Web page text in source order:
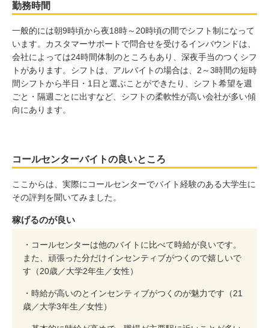
勤務時間
一般的には朝9時頃から夜18時～20時頃の間でシフト制になって
います。カスタマーサポートで問合せを受けるインバウンドは、
会社によっては24時間体制のところもあり、深夜手当のつくシフ
トがあります。シフトは、アルバイトの場合は、2～3時間の短時
間シフトから半日・1日と選ぶことができたり、シフト希望を週
ごと・隔週ごとに出すなど、シフトの柔軟性が高い会社が多い傾
向にあります。
コールセンターバイトの良いところ
ここからは、実際にコールセンターでバイト経験のある大学生に
その評判を聞いてみました。
稼げるのが良い
・コールセンターは他のバイトに比べて時給が良いです。
また、頑張った分だけインセンティブがつくので嬉しいで
す（20歳／大学2年生／女性）
・時給が高いのとインセンティブがつくのが魅力です（21
歳／大学3年生／女性）